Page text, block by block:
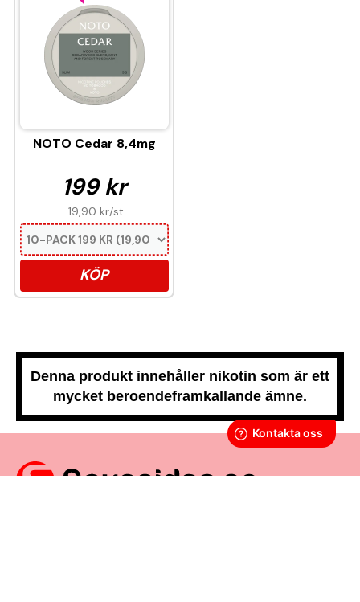
NOTO Cedar 8,4mg
199 kr
19,90 kr/st
KÖP
Denna produkt innehåller nikotin som är ett
mycket beroendeframkallande ämne.